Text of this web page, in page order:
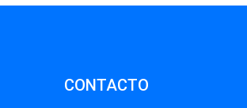
CONTACTO